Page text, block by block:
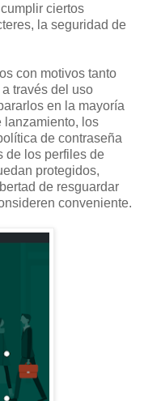
ciertos
la seguridad de
con motivos tanto
través del uso
en la mayoría
lanzamiento, los
de contraseña
de los perfiles de
protegidos,
de resguardar
conveniente.